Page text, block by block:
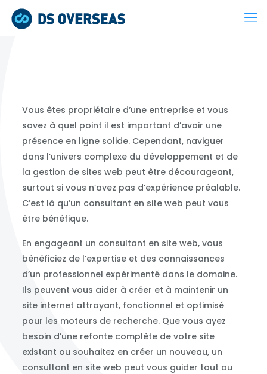
Vous êtes propriétaire d’une entreprise et vous
savez à quel point il est important d’avoir une
présence en ligne solide. Cependant, naviguer
dans l’univers complexe du développement et de
la gestion de sites web peut être décourageant,
surtout si vous n’avez pas d’expérience préalable.
C’est là qu’un consultant en site web peut vous
être bénéfique.
En engageant un consultant en site web, vous
bénéficiez de l’expertise et des connaissances
d’un professionnel expérimenté dans le domaine.
Ils peuvent vous aider à créer et à maintenir un
site internet attrayant, fonctionnel et optimisé
pour les moteurs de recherche. Que vous ayez
besoin d’une refonte complète de votre site
existant ou souhaitez en créer un nouveau, un
consultant en site web peut vous guider tout au